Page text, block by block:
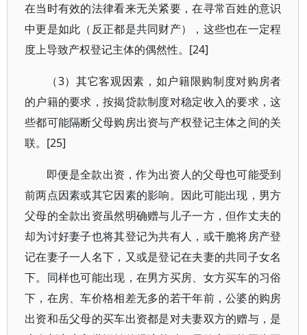
在当时有效的法律看来无关紧要，在寻常百姓的意识
中更是如此（反正都是共同财产），这些也在一定程
度上导致产权登记主体的偶然性。[24]
（3）其它客观因素，如户籍限购制度对购房者
的户籍的要求，按揭贷款制度对稳定收入的要求，这
些都可能隔断父母购房出资与产权登记主体之间的关
联。[25]
即便是全款出资，作为出资人的父母也可能受到
前两点因素或其它因素的影响。因此可能出现，男方
父母的全款出资虽然明确赠与儿子一方，但作丈夫的
却为讨好妻子也将其登记为共有人，或干脆将房产登
记在妻子一人名下，又或是登记在夫妻的共同子女名
下。同样也可能出现，在男方买房、女方买车的习俗
下，在房、车价格相差无多的若干年前，公婆的购房
出资和岳父母的买车出资都是对夫妻双方的赠与，是